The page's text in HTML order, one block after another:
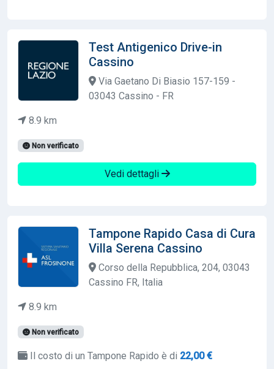
Test Antigenico Drive-in
Cassino
Via Gaetano Di Biasio 157-159 -
03043 Cassino - FR
8.9 km
Non verificato
Vedi dettagli
Tampone Rapido Casa di Cura
Villa Serena Cassino
Corso della Repubblica, 204, 03043
Cassino FR, Italia
8.9 km
Non verificato
Il costo di un Tampone Rapido è di 22,00 €